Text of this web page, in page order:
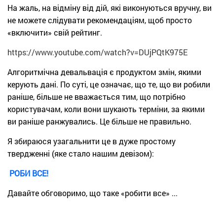
На жаль, на відміну від дій, які виконуються вручну, ви
не можете слідувати рекомендаціям, щоб просто
«включити» свій рейтинг.
https://www.youtube.com/watch?v=DUjPQtK975E
Алгоритмічна девальвація є продуктом змін, якими
керують дані. По суті, це означає, що те, що ви робили
раніше, більше не вважається тим, що потрібно
користувачам, коли вони шукають терміни, за якими
ви раніше ранжувались. Це більше не правильно.
Я збираюся узагальнити це в дуже простому
твердженні (яке стало нашим девізом):
РОБИ ВСЕ!
Давайте обговоримо, що таке «робити все» ...